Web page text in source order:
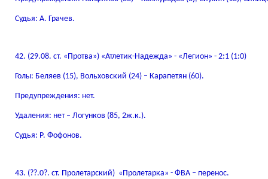
Судья: А. Грачев.
42. (29.08. ст. «Протва») «Атлетик-Надежда» - «Легион» - 2:1 (1:0)
Голы: Беляев (15), Вольховский (24) – Карапетян (60).
Предупреждения: нет.
Удаления: нет – Логунков (85, 2ж.к.).
Судья: Р. Фофонов.
43. (??.0?. ст. Пролетарский) «Пролетарка» - ФВА – перенос.